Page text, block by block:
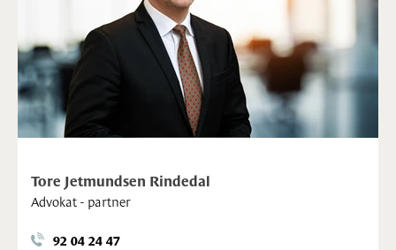
Tore Jetmundsen Rindedal
Advokat - partner
92 04 24 47